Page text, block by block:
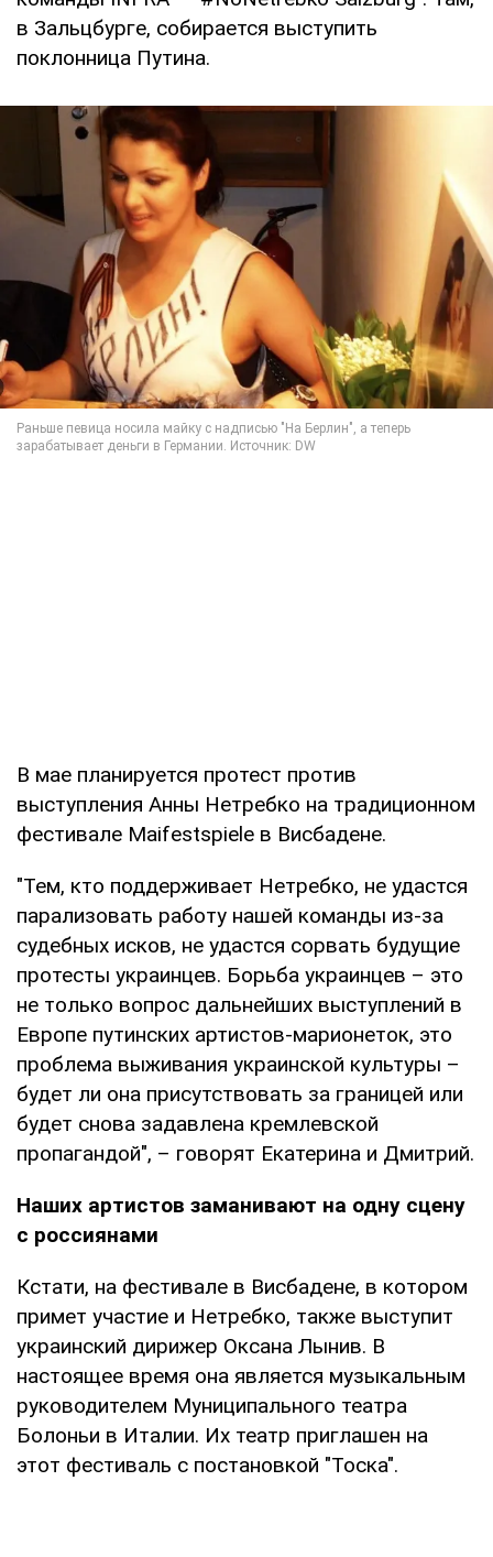
в Зальцбурге, собирается выступить
поклонница Путина.
В мае планируется протест против
выступления Анны Нетребко на традиционном
фестивале Maifestspiele в Висбадене.
"Тем, кто поддерживает Нетребко, не удастся
парализовать работу нашей команды из-за
судебных исков, не удастся сорвать будущие
протесты украинцев. Борьба украинцев – это
не только вопрос дальнейших выступлений в
Европе путинских артистов-марионеток, это
проблема выживания украинской культуры –
будет ли она присутствовать за границей или
будет снова задавлена кремлевской
пропагандой", – говорят Екатерина и Дмитрий.
Наших артистов заманивают на одну сцену
с россиянами
Кстати, на фестивале в Висбадене, в котором
примет участие и Нетребко, также выступит
украинский дирижер Оксана Лынив. В
настоящее время она является музыкальным
руководителем Муниципального театра
Болоньи в Италии. Их театр приглашен на
этот фестиваль с постановкой "Тоска".